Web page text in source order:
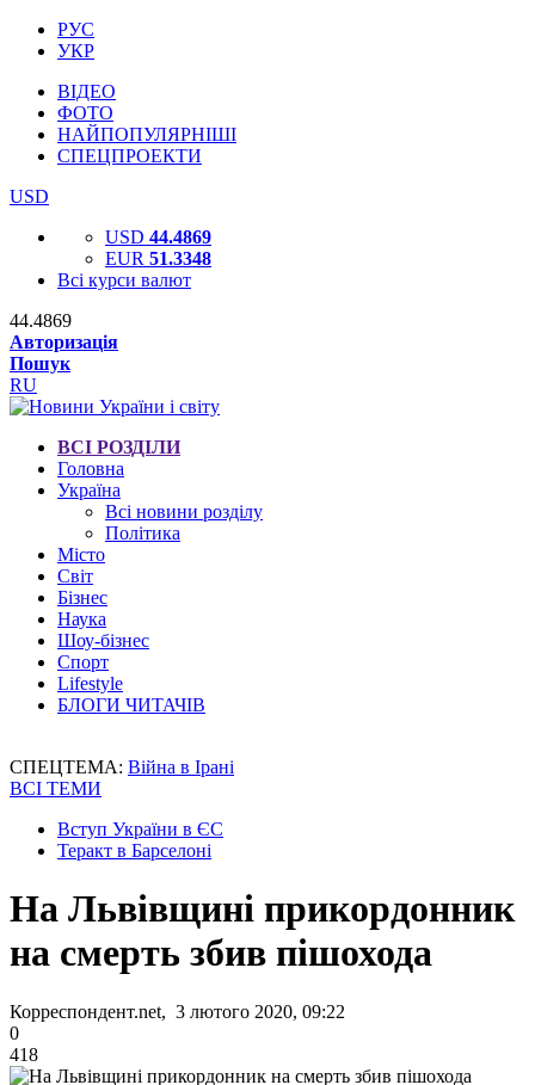
РУС
УКР
ВІДЕО
ФОТО
НАЙПОПУЛЯРНІШІ
СПЕЦПРОЕКТИ
USD
USD 44.4869
EUR 51.3348
Всі курси валют
44.4869
Авторизація
Пошук
RU
ВСІ РОЗДІЛИ
Головна
Україна
Всі новини розділу
Політика
Місто
Світ
Бізнес
Наука
Шоу-бізнес
Спорт
Lifestyle
БЛОГИ ЧИТАЧІВ
СПЕЦТЕМА: Війна в Ірані
ВСІ ТЕМИ
Вступ України в ЄС
Теракт в Барселоні
На Львівщині прикордонник
на смерть збив пішохода
Корреспондент.net, 3 лютого 2020, 09:22
0
418